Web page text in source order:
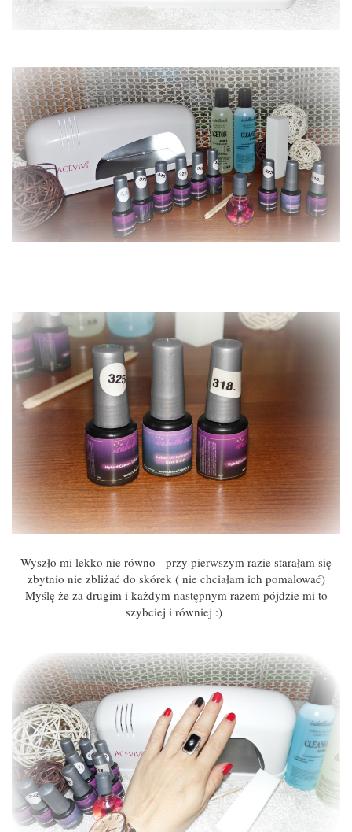
Wyszło mi lekko nie równo - przy pierwszym razie starałam się
zbytnio nie zbliżać do skórek ( nie chciałam ich pomalować)
Myślę że za drugim i każdym następnym razem pójdzie mi to
szybciej i równiej :)